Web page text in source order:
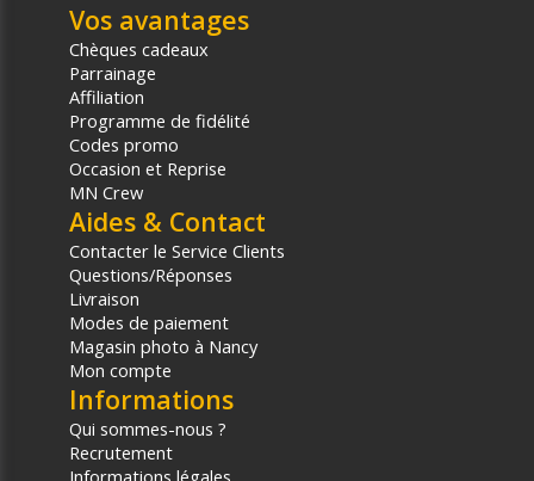
Vos avantages
Chèques cadeaux
Parrainage
Affiliation
Programme de fidélité
Codes promo
Occasion et Reprise
MN Crew
Aides & Contact
Contacter le Service Clients
Questions/Réponses
Livraison
Modes de paiement
Magasin photo à Nancy
Mon compte
Informations
Qui sommes-nous ?
Recrutement
Informations légales